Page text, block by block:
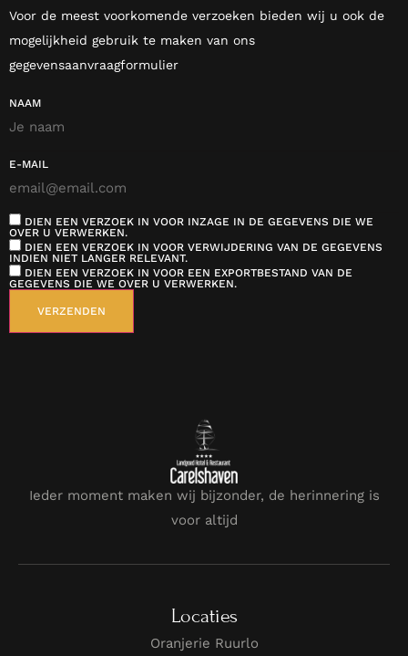
Voor de meest voorkomende verzoeken bieden wij u ook de
mogelijkheid gebruik te maken van ons
gegevensaanvraagformulier
NAAM
E-MAIL
DIEN EEN VERZOEK IN VOOR INZAGE IN DE GEGEVENS DIE WE
OVER U VERWERKEN.
DIEN EEN VERZOEK IN VOOR VERWIJDERING VAN DE GEGEVENS
INDIEN NIET LANGER RELEVANT.
DIEN EEN VERZOEK IN VOOR EEN EXPORTBESTAND VAN DE
GEGEVENS DIE WE OVER U VERWERKEN.
Ieder moment maken wij bijzonder, de herinnering is
voor altijd
Locaties
Oranjerie Ruurlo